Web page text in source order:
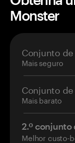
Monster
Conjunto
Mais seguro
Conjunto
Mais barato
2.º conjunto
Melhor custo-